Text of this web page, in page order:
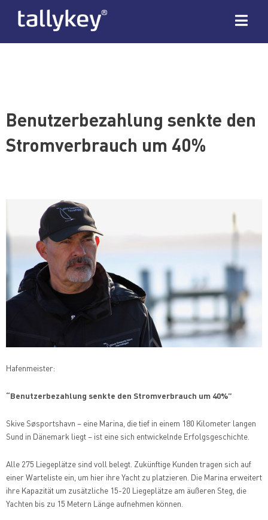
Benutzerbezahlung senkte den
Stromverbrauch um 40%
Hafenmeister:
“Benutzerbezahlung senkte den Stromverbrauch um 40%”
Skive Søsportshavn – eine Marina, die tief in einem 180 Kilometer langen
Sund in Dänemark liegt – ist eine sich entwickelnde Erfolgsgeschichte.
Alle 275 Liegeplätze sind voll belegt. Zukünftige Kunden tragen sich auf
einer Warteliste ein, um hier ihre Yacht zu platzieren. Die Marina erweitert
ihre Kapazität um zusätzliche 15-20 Liegeplätze am äußeren Steg, die
Yachten bis zu 15 Metern Länge aufnehmen können.